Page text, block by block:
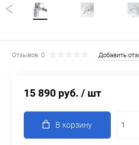
Отзывов: 0 Добавить
15 890 руб. / шт
В корзину